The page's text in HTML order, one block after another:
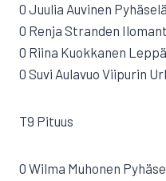
0 Juulia Auvinen
0 Renja Stranden
0 Riina Kuokkanen
0 Suvi Aulavuo Viipurin
T9 Pituus
0 Wilma Muhonen